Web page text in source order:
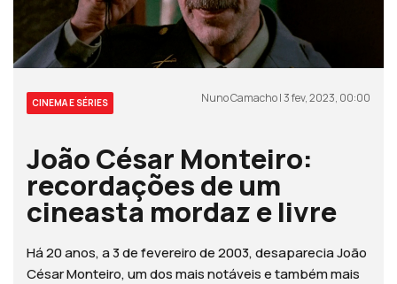
CINEMA E SÉRIES Nuno Camacho | 3 fev, 2023, 00:00
João César Monteiro:
recordações de um
cineasta mordaz e livre
Há 20 anos, a 3 de fevereiro de 2003, desaparecia João
César Monteiro, um dos mais notáveis e também mais